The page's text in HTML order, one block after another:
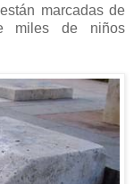
marcadas de
miles de niños